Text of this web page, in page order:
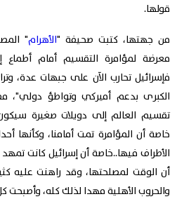
قولها.
من جهتها، كتبت صحيفة "الأهرام"
معرضة لمؤامرة التقسيم أمام أطماع
فإسرائيل تحارب الآن على جبهات عدة،
الكبرى بدعم أميركي وتواطؤ دولي"،
تقسيم العالم إلى دويلات صغيرة
خاصة أن المؤامرة تمت أمامنا، وكأنها
الأطراف فيها..خاصة أن إسرائيل كانت
أن الوقت لمصلحتها، وقد راهنت عليه
والحروب الأهلية مهدا لذلك كله،